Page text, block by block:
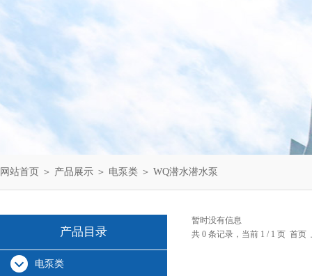
网站首页 ＞ 产品展示 ＞ 电泵类 ＞ WQ潜水潜水泵
产品目录
电泵类
暂时没有信息
共 0 条记录，当前 1 / 1 页 首